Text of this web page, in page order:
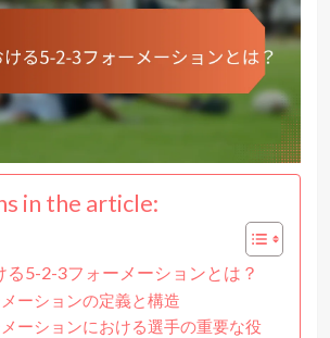
in the article:
る5-2-3フォーメーションとは？
ーションの定義と構造
ーションにおける選手の重要な役